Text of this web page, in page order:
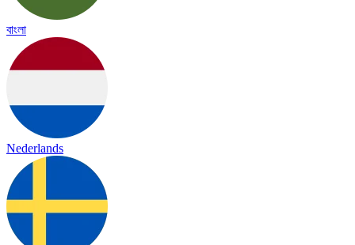
বাংলা
Nederlands